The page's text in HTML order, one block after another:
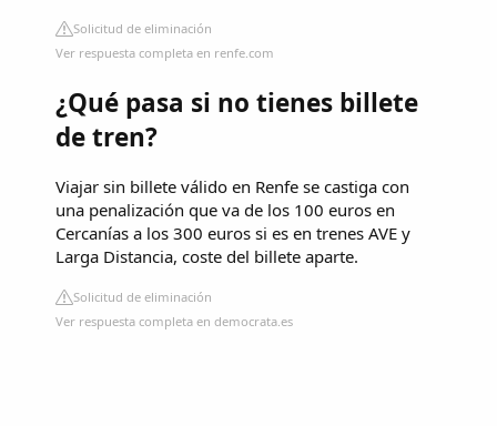
Solicitud de eliminación
Ver respuesta completa en renfe.com
¿Qué pasa si no tienes billete
de tren?
Viajar sin billete válido en Renfe se castiga con
una penalización que va de los 100 euros en
Cercanías a los 300 euros si es en trenes AVE y
Larga Distancia, coste del billete aparte.
Solicitud de eliminación
Ver respuesta completa en democrata.es